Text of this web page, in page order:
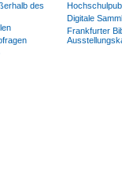
des
Digitale
Frankfurter